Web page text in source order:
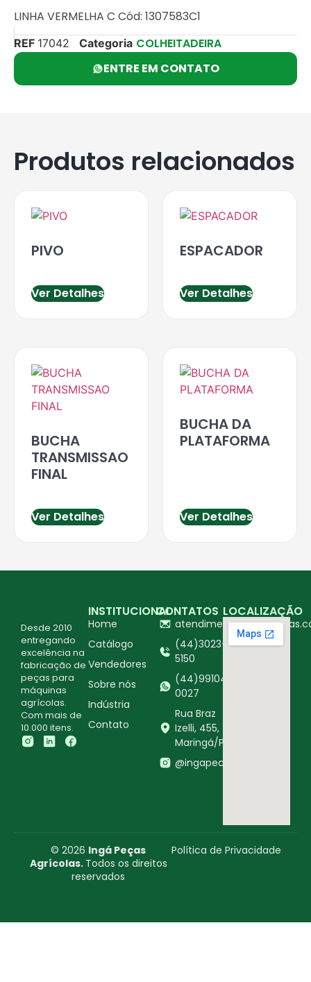
LINHA VERMELHA C Cód: 1307583C1
REF 17042 Categoria COLHEITADEIRA
ENTRE EM CONTATO
Produtos relacionados
PIVO
Ver Detalhes
ESPACADOR
Ver Detalhes
BUCHA
TRANSMISSAO
FINAL
Ver Detalhes
BUCHA DA
PLATAFORMA
Ver Detalhes
Desde 2010
entregando
excelência na
fabricação de
peças para
máquinas
agrícolas.
Com mais de
10.000 itens.
INSTITUCIONAL
Home
Catálogo
Vendedores
Sobre nós
Indústria
Contato
CONTATOS
(44)3023-
5150
(44)99104-
0027
Rua Braz
Izelli, 455,
Maringá/PR
@ingapecasagricolas
LOCALIZAÇÃO
© 2026 Ingá Peças
Agrícolas. Todos os direitos
reservados
Política de Privacidade